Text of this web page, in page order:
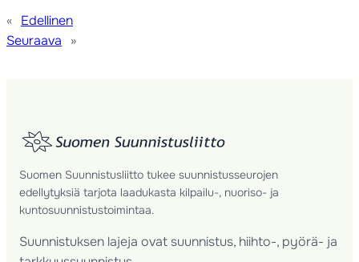
« Edellinen
Seuraava
»
Suomen Suunnistusliitto tukee suunnistusseurojen
edellytyksiä tarjota laadukasta kilpailu-, nuoriso- ja
kuntosuunnistustoimintaa.
Suunnistuksen lajeja ovat suunnistus, hiihto-, pyörä- ja